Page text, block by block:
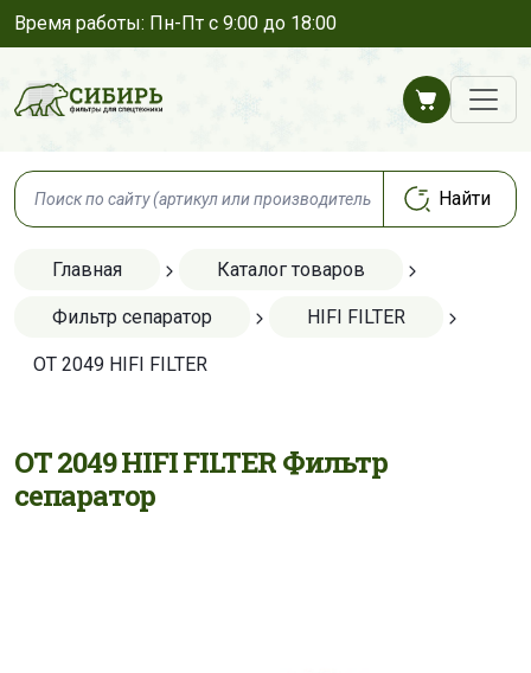
Время работы: Пн-Пт с 9:00 до 18:00
Главная Каталог товаров
Фильтр сепаратор HIFI FILTER
OT 2049 HIFI FILTER
OT 2049 HIFI FILTER Фильтр
сепаратор